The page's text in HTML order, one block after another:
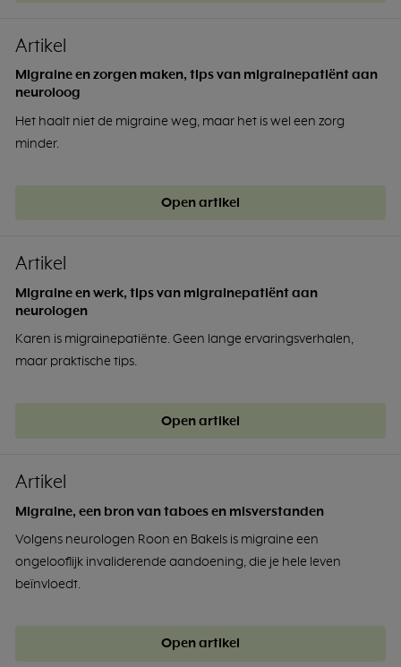
Artikel
Migraine en zorgen maken, tips van migrainepatiënt aan
neuroloog
Het haalt niet de migraine weg, maar het is wel een zorg
minder.
Open artikel
Artikel
Migraine en werk, tips van migrainepatiënt aan
neurologen
Karen is migrainepatiënte. Geen lange ervaringsverhalen,
maar praktische tips.
Open artikel
Artikel
Migraine, een bron van taboes en misverstanden
Volgens neurologen Roon en Bakels is migraine een
ongelooflijk invaliderende aandoening, die je hele leven
beïnvloedt.
Open artikel